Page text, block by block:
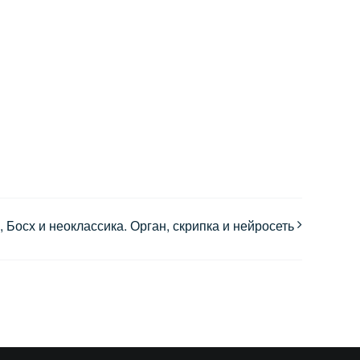
Босх и неоклассика. Орган, скрипка и нейросеть